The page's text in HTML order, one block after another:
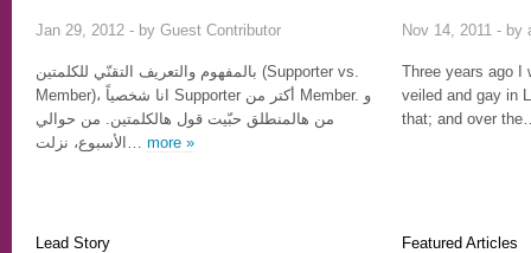
Jan 29, 2012 - by Guest Contributor
بالمفهوم والتعريف التقنّي للكلمتين (Supporter vs.
Member)، انا شخصياً Supporter أكتر من Member. و
من هالمنطلق حبّيت قول هالكلمتين. من حوالي
الأسبوع، نزلت… more »
Nov 14, 2011 - by
Three years ago I
veiled and gay in
that; and over
Lead Story Featured Articles